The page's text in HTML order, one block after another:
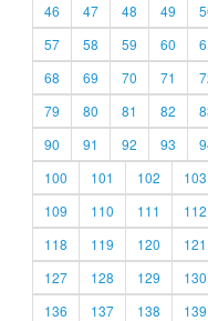
46
47 48 49
57
58 59 60
68
69 70 71
79
80 81 82
90
91 92 93
100
101 102 103
109
110 111 112
118
119 120 121
127
128 129 130
136
137 138 139